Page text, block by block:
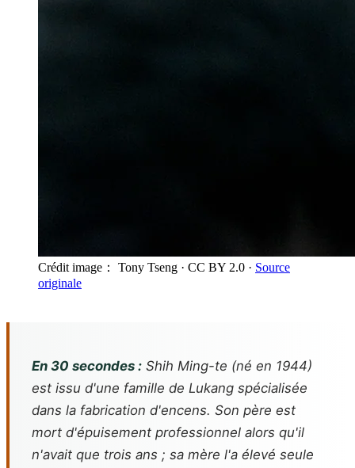
Crédit image： Tony Tseng · CC BY 2.0 · Source
originale
En 30 secondes : Shih Ming-te (né en 1944)
est issu d'une famille de Lukang spécialisée
dans la fabrication d'encens. Son père est
mort d'épuisement professionnel alors qu'il
n'avait que trois ans ; sa mère l'a élevé seule